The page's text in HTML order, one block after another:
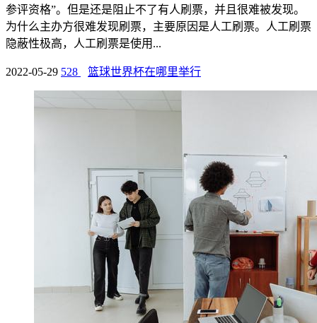
参评资格”。但是还是阻止不了有人刷票，并且很难被发现。
为什么主办方很难发现刷票，主要原因是人工刷票。人工刷票
隐蔽性极高，人工刷票是使用...
2022-05-29 528 篮球世界杯在哪里举行